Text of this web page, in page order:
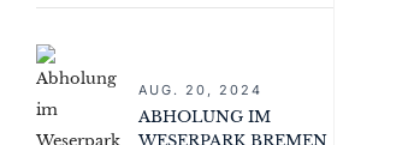
AUG. 20, 2024
ABHOLUNG IM
WESERPARK BREMEN